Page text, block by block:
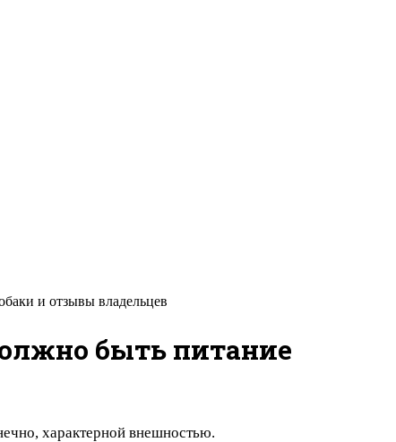
и отзывы владельцев
быть питание
характерной внешностью.